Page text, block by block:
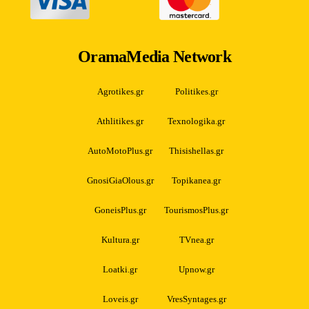
OramaMedia Network
Agrotikes.gr Politikes.gr
Athlitikes.gr Texnologika.gr
AutoMotoPlus.gr Thisishellas.gr
GnosiGiaOlous.gr Topikanea.gr
GoneisPlus.gr TourismosPlus.gr
Kultura.gr TVnea.gr
Loatki.gr Upnow.gr
Loveis.gr VresSyntages.gr